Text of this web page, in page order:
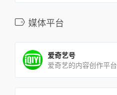
媒体平台
爱奇艺号
爱奇艺的内容创作平台